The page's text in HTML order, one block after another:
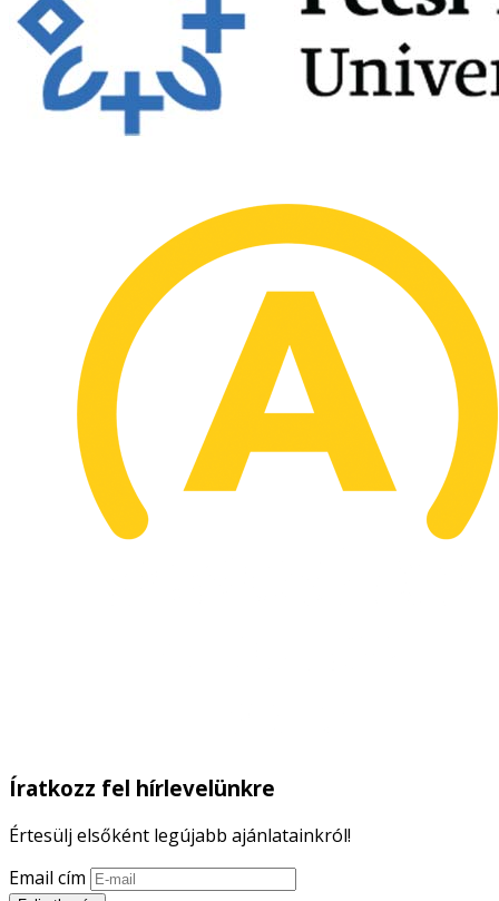
Íratkozz fel hírlevelünkre
Értesülj elsőként legújabb ajánlatainkról!
Email cím